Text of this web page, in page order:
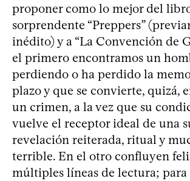
proponer como lo mejor del
sorprendente “Preppers”
inédito) y a “La Convención de
el primero encontramos un
perdiendo o ha perdido la
plazo y que se convierte, quizá,
un crimen, a la vez que su
vuelve el receptor ideal de una
revelación reiterada, ritual y
terrible. En el otro confluyen
múltiples líneas de lectura; para